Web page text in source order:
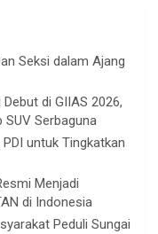
Seksi dalam Ajang
di GIIAS 2026,
SUV Serbaguna
untuk Tingkatkan
Menjadi
di Indonesia
Peduli Sungai